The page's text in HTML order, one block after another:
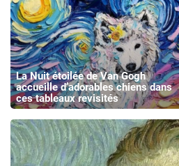
La Nuit étoilée de Van Gogh
accueille d’adorables chiens dans
ces tableaux revisités